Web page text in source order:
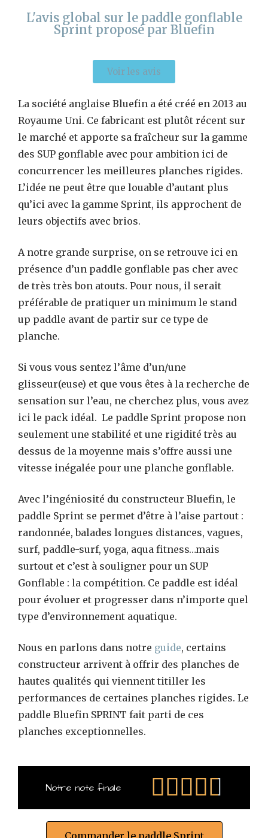
L'avis global sur le paddle gonflable
Sprint proposé par Bluefin
Voir les avis
La société anglaise Bluefin a été créé en 2013 au
Royaume Uni. Ce fabricant est plutôt récent sur
le marché et apporte sa fraîcheur sur la gamme
des SUP gonflable avec pour ambition ici de
concurrencer les meilleures planches rigides.
L’idée ne peut être que louable d’autant plus
qu’ici avec la gamme Sprint, ils approchent de
leurs objectifs avec brios.
A notre grande surprise, on se retrouve ici en
présence d’un paddle gonflable pas cher avec
de très très bon atouts. Pour nous, il serait
préférable de pratiquer un minimum le stand
up paddle avant de partir sur ce type de
planche.
Si vous vous sentez l’âme d’un/une
glisseur(euse) et que vous êtes à la recherche de
sensation sur l’eau, ne cherchez plus, vous avez
ici le pack idéal. Le paddle Sprint propose non
seulement une stabilité et une rigidité très au
dessus de la moyenne mais s’offre aussi une
vitesse inégalée pour une planche gonflable.
Avec l’ingéniosité du constructeur Bluefin, le
paddle Sprint se permet d’être à l’aise partout :
randonnée, balades longues distances, vagues,
surf, paddle-surf, yoga, aqua fitness…mais
surtout et c’est à souligner pour un SUP
Gonflable : la compétition. Ce paddle est idéal
pour évoluer et progresser dans n’importe quel
type d’environnement aquatique.
Nous en parlons dans notre guide, certains
constructeur arrivent à offrir des planches de
hautes qualités qui viennent titiller les
performances de certaines planches rigides. Le
paddle Bluefin SPRINT fait parti de ces
planches exceptionnelles.
Notre note finale     